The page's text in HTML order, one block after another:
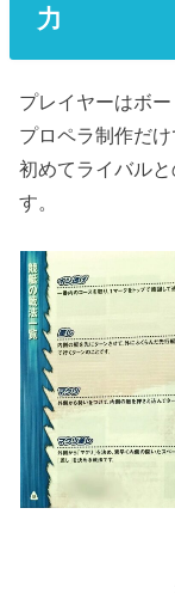
力
プレイヤーはボ
プロペラ制作だ
初めてライバル
す。